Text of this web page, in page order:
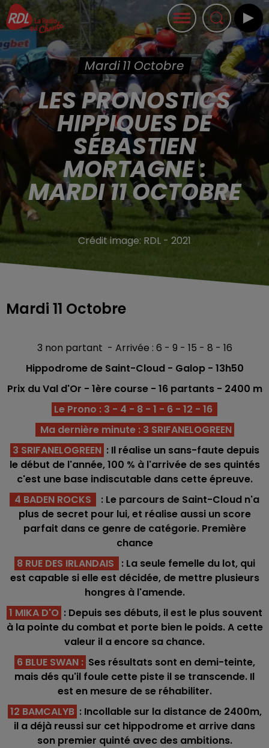
Mardi 11 Octobre
LES PRONOSTICS
HIPPIQUES DE
SÉBASTIEN
MORTAGNE :
MARDI 11 OCTOBRE
Crédit image: RDL - 2021
Mardi 11 Octobre
3 non partant - Arrivée : 6 - 9 - 15 - 8 - 16
Hippodrome de Saint-Cloud - Galop - 13h50
Prix du Val d'Or - 1ère course - 16partants - 2400 m
Le Prono : 3 - 4 - 8 - 1 - 6 - 12 - 16
Ma dernière minute : 3 SRIFANELOGREEN
3 SRIFANELOGREEN : Il réalise un sans-faute depuis
le début de l'année, 100 % à l'arrivée de ses quintés
c'est une base indiscutable dans cette épreuve.
4 BADEN ROCKS
: Le parcours de Saint-Cloud n'a
plus de secret pour lui, et réalise aussi un score
parfait dans ce genre de catégorie. Première
chance
8 RUE DES IRLANDAIS
: La seule femelle du lot, qui
est capable si elle est décidée, de mettre plusieurs
hongres à l'amende.
1 MIKA D'O : Depuis ses débuts, il est le plus souvent
à la pointe du combat et porte bien le poids. A cette
valeur il a encore sa chance.
6 BLUE SWAN : Ses résultats sont en demi-teinte,
mais dés qu'il foule cette piste il se transcende. Il
est en mesure de se réhabiliter.
12 BAMCALYB : Incollable sur la distance de 2400m,
il a déjà reussi sur cet hippodrome et arrive dans
son premier quinté avec des ambitions.